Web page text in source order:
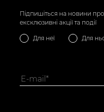
Підпишіться на новини
ексклюзивні акції та події
Для неї Для